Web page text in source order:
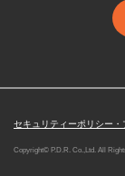
セキュリティーポリシー
Copyright© P.D.R. Co.,Ltd. All